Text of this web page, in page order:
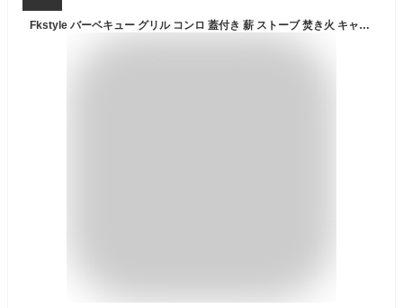
Fkstyle バーベキュー グリル コンロ 蓋付き 薪 ストーブ 焚き火 キャンプ アウトドア [並行輸入品]